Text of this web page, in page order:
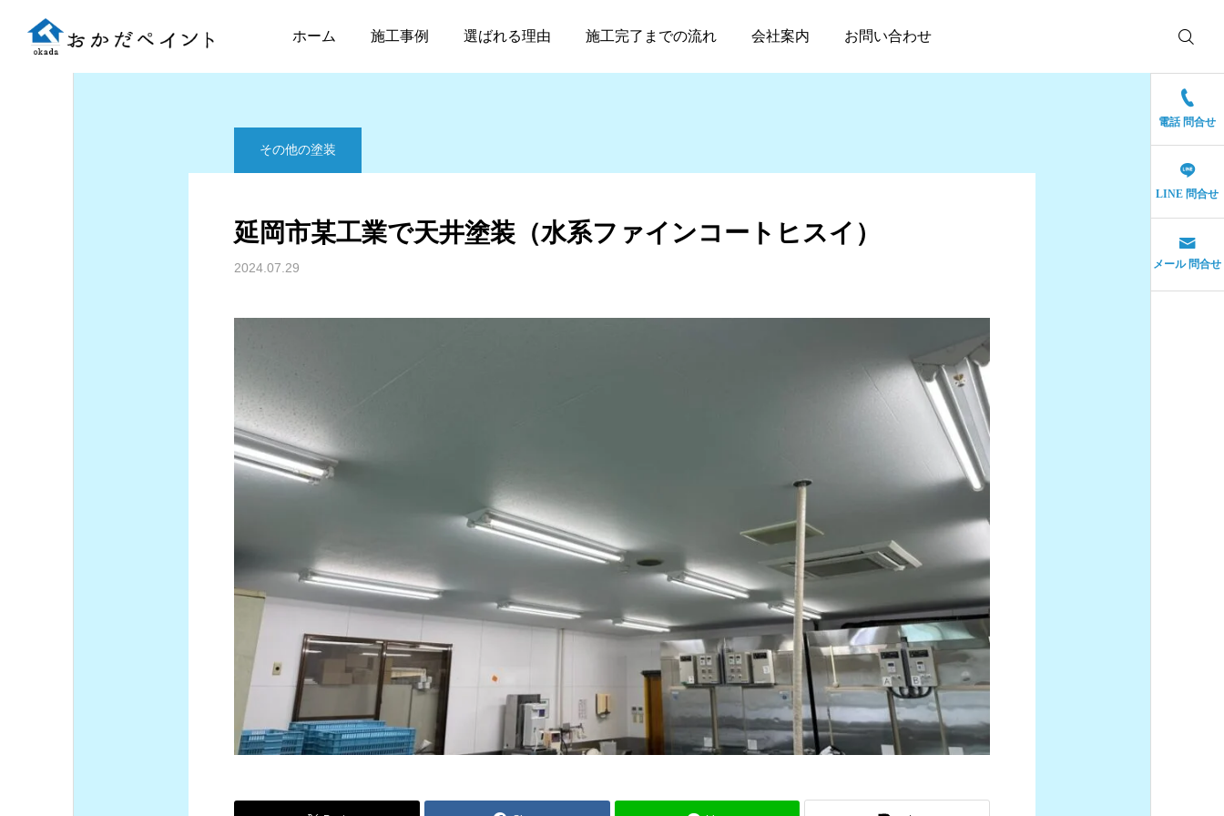
ホーム 施工事例 選ばれる理由 施工完了までの流れ 会社案内 お問い合わせ
電話 問合せ
LINE 問合せ
メール 問合せ
その他の塗装 延岡市某工業で天井塗装（水系ファインコートヒスイ）
その他の塗装
延岡市某工業で天井塗装（水系ファインコートヒスイ）
2024.07.29